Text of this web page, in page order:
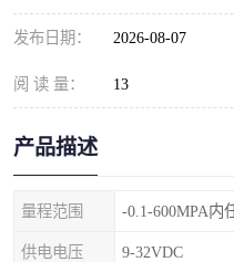
发布日期： 2026-08-07
阅 读 量： 13
产品描述
量程范围 -0.1-600MPA内
供电电压 9-32VDC